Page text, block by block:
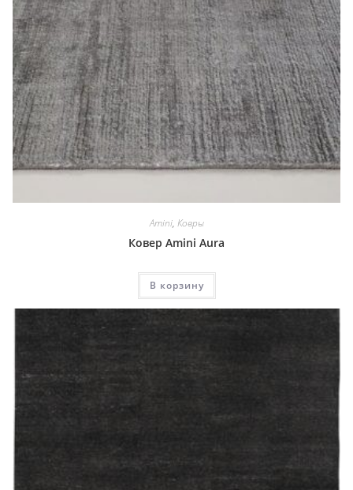
Amini, Ковры
Ковер Amini Aura
В корзину